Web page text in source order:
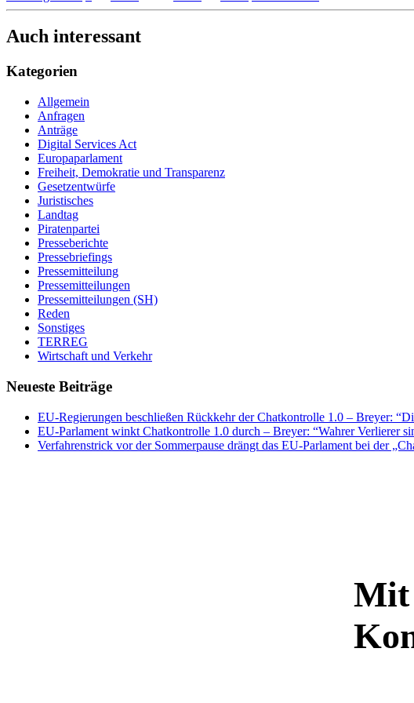
Auch interessant
Kategorien
Allgemein
Anfragen
Anträge
Digital Services Act
Europaparlament
Freiheit, Demokratie und Transparenz
Gesetzentwürfe
Juristisches
Landtag
Piratenpartei
Presseberichte
Pressebriefings
Pressemitteilung
Pressemitteilungen
Pressemitteilungen (SH)
Reden
Sonstiges
TERREG
Wirtschaft und Verkehr
Neueste Beiträge
EU-Regierungen beschließen Rückkehr der Chatkontrolle 1.0 – Breyer:
EU-Parlament winkt Chatkontrolle 1.0 durch – Breyer: “Wahrer Verlierer
Verfahrenstrick vor der Sommerpause drängt das EU-Parlament bei der